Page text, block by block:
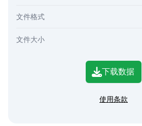
文件格式
文件大小
下载数据
使用条款